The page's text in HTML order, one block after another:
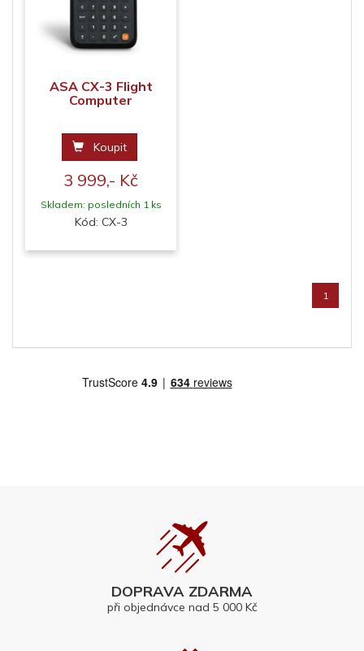
ASA CX-3 Flight
Computer
Koupit
3 999,- Kč
Skladem: posledních 1 ks
Kód: CX-3
1
DOPRAVA ZDARMA
při objednávce nad 5 000 Kč